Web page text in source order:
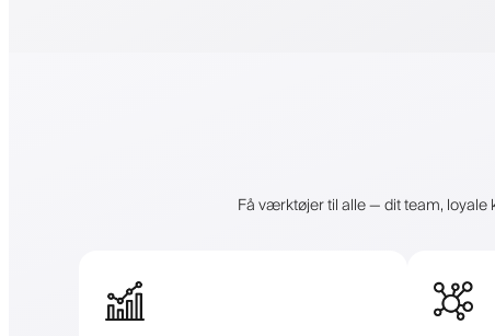
Få værktøjer til alle — dit team, loyale